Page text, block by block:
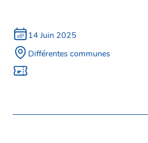
14 Juin 2025
Différentes communes